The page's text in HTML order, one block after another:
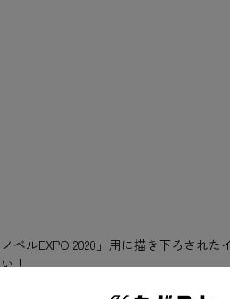
ベルEXPO 2020」用に描き下ろされ
！